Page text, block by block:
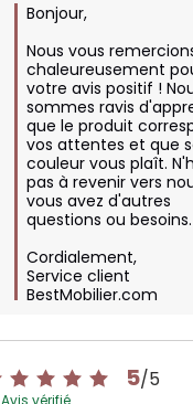
Bonjour,
Nous vous
chaleureusement
votre avis positif !
sommes ravis
que le produit
vos attentes et que
couleur vous plaît.
pas à revenir vers
vous avez d'autres
questions ou
Cordialement,
Service client
BestMobilier.com
5/5
Avis vérifié